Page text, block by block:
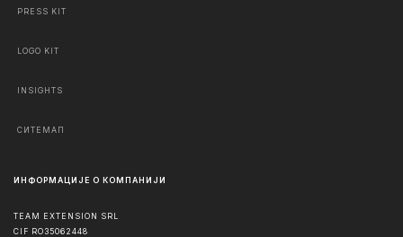
PRESS KIT
LOGO KIT
INSIGHTS
СИТЕМАП
ИНФОРМАЦИЈЕ О КОМПАНИЈИ
TEAM EXTENSION SRL
CIF RO35062448